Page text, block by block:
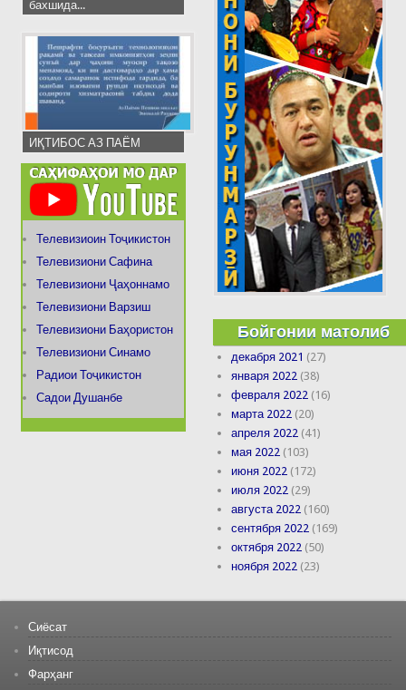
бахшида...
ИҚТИБОС АЗ ПАЁМ
Телевизиоин Тоҷикистон
Телевизиони Сафина
Телевизиони Ҷаҳоннамо
Телевизиони Варзиш
Телевизиони Баҳористон
Телевизиони Синамо
Радиои Тоҷикистон
Садои Душанбе
Бойгонии матолиб
декабря 2021 (27)
января 2022 (38)
февраля 2022 (16)
марта 2022 (20)
апреля 2022 (41)
мая 2022 (103)
июня 2022 (172)
июля 2022 (29)
августа 2022 (160)
сентября 2022 (169)
октября 2022 (50)
ноября 2022 (23)
Сиёсат
Иқтисод
Фарҳанг